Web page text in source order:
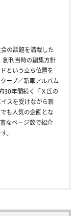
の話題を満載した
創刊当時の編集方針
という立ち位置を
ープ／新車アルバム
30年間続く「Ｘ氏の
スを受けながら新
も人気の企画とな
なページ数で紹介
。